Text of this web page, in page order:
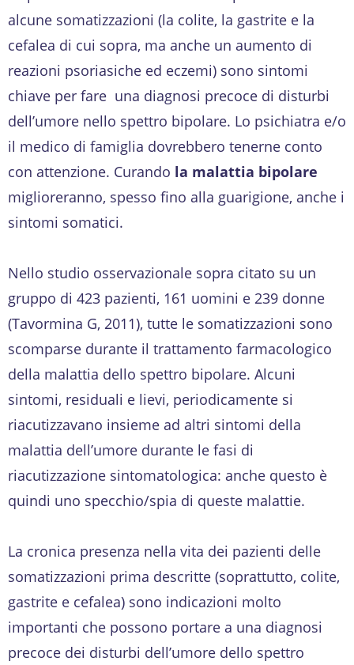
alcune somatizzazioni (la colite, la gastrite e la
cefalea di cui sopra, ma anche un aumento di
reazioni psoriasiche ed eczemi) sono sintomi
chiave per fare una diagnosi precoce di disturbi
dell’umore nello spettro bipolare. Lo psichiatra e/o
il medico di famiglia dovrebbero tenerne conto
con attenzione. Curando la malattia bipolare
miglioreranno, spesso fino alla guarigione, anche i
sintomi somatici.
Nello studio osservazionale sopra citato su un
gruppo di 423 pazienti, 161 uomini e 239 donne
(Tavormina G, 2011), tutte le somatizzazioni sono
scomparse durante il trattamento farmacologico
della malattia dello spettro bipolare. Alcuni
sintomi, residuali e lievi, periodicamente si
riacutizzavano insieme ad altri sintomi della
malattia dell’umore durante le fasi di
riacutizzazione sintomatologica: anche questo è
quindi uno specchio/spia di queste malattie.
La cronica presenza nella vita dei pazienti delle
somatizzazioni prima descritte (soprattutto, colite,
gastrite e cefalea) sono indicazioni molto
importanti che possono portare a una diagnosi
precoce dei disturbi dell’umore dello spettro